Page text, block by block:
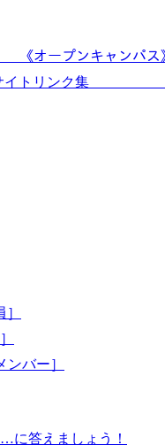
プンキャンパス
サイトリン
ー］
に答えましょう！